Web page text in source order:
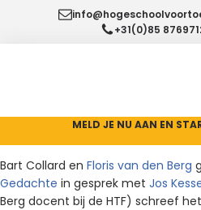
+31(0)85
MELD JE NU AAN EN
Bart Collard en Floris van den Berg
Gedachte in gesprek met Jos
Berg docent bij de HTF) schreef